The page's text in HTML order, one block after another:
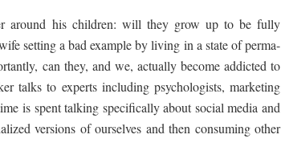
around his children: will they grow up to be fully
setting a bad example by living in a state of perma-
can they, and we, actually become addicted to
talks to experts including psychologists, marketing
is spent talking specifically about social media and
versions of ourselves and then consuming other